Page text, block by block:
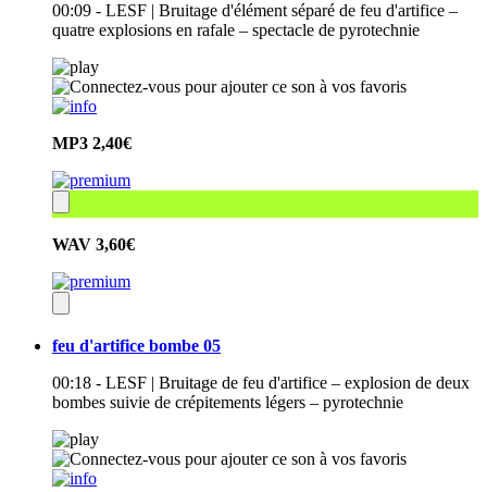
00:09 - LESF | Bruitage d'élément séparé de feu d'artifice –
quatre explosions en rafale – spectacle de pyrotechnie
MP3 2,40€
WAV 3,60€
feu d'artifice bombe 05
00:18 - LESF | Bruitage de feu d'artifice – explosion de deux
bombes suivie de crépitements légers – pyrotechnie